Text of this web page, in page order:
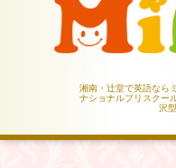
湘南・辻堂で英語なら
ナショナルプリスクー
沢